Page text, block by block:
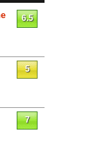
6.5
5
7